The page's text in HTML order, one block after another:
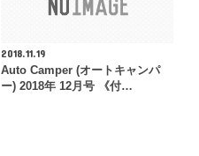
2018.11.19
Auto Camper (オートキャンパ
ー) 2018年 12月号 《付…